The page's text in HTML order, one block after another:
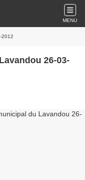
MENU
2012
26-03-